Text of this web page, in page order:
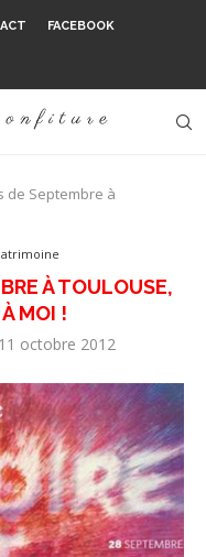
FACEBOOK
de Septembre à
À TOULOUSE,
MOI !
11 octobre 2012